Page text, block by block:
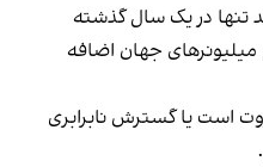
تنها در یک سال گذشته
جهان اضافه
است یا گسترش نابرابری